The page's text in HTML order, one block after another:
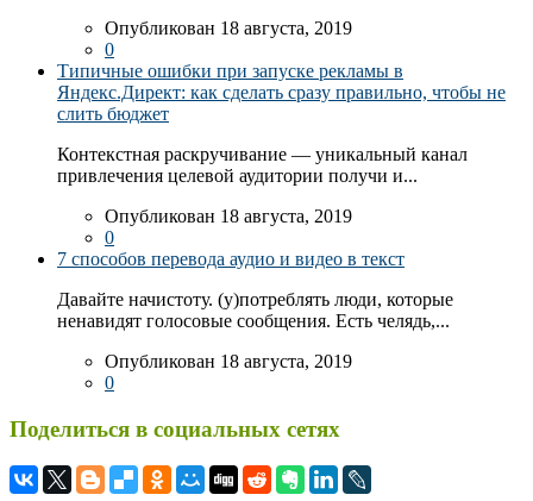
Опубликован 18 августа, 2019
0
Типичные ошибки при запуске рекламы в
Яндекс.Директ: как сделать сразу правильно, чтобы не
слить бюджет
Контекстная раскручивание — уникальный канал
привлечения целевой аудитории получи и...
Опубликован 18 августа, 2019
0
7 способов перевода аудио и видео в текст
Давайте начистоту. (у)потреблять люди, которые
ненавидят голосовые сообщения. Есть челядь,...
Опубликован 18 августа, 2019
0
Поделиться в социальных сетях